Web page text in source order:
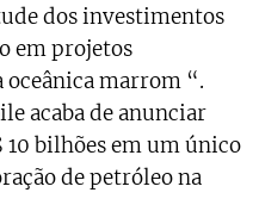
dos investimentos
em projetos
marrom “.
acaba de anunciar
10 bilhões em um único
de petróleo na